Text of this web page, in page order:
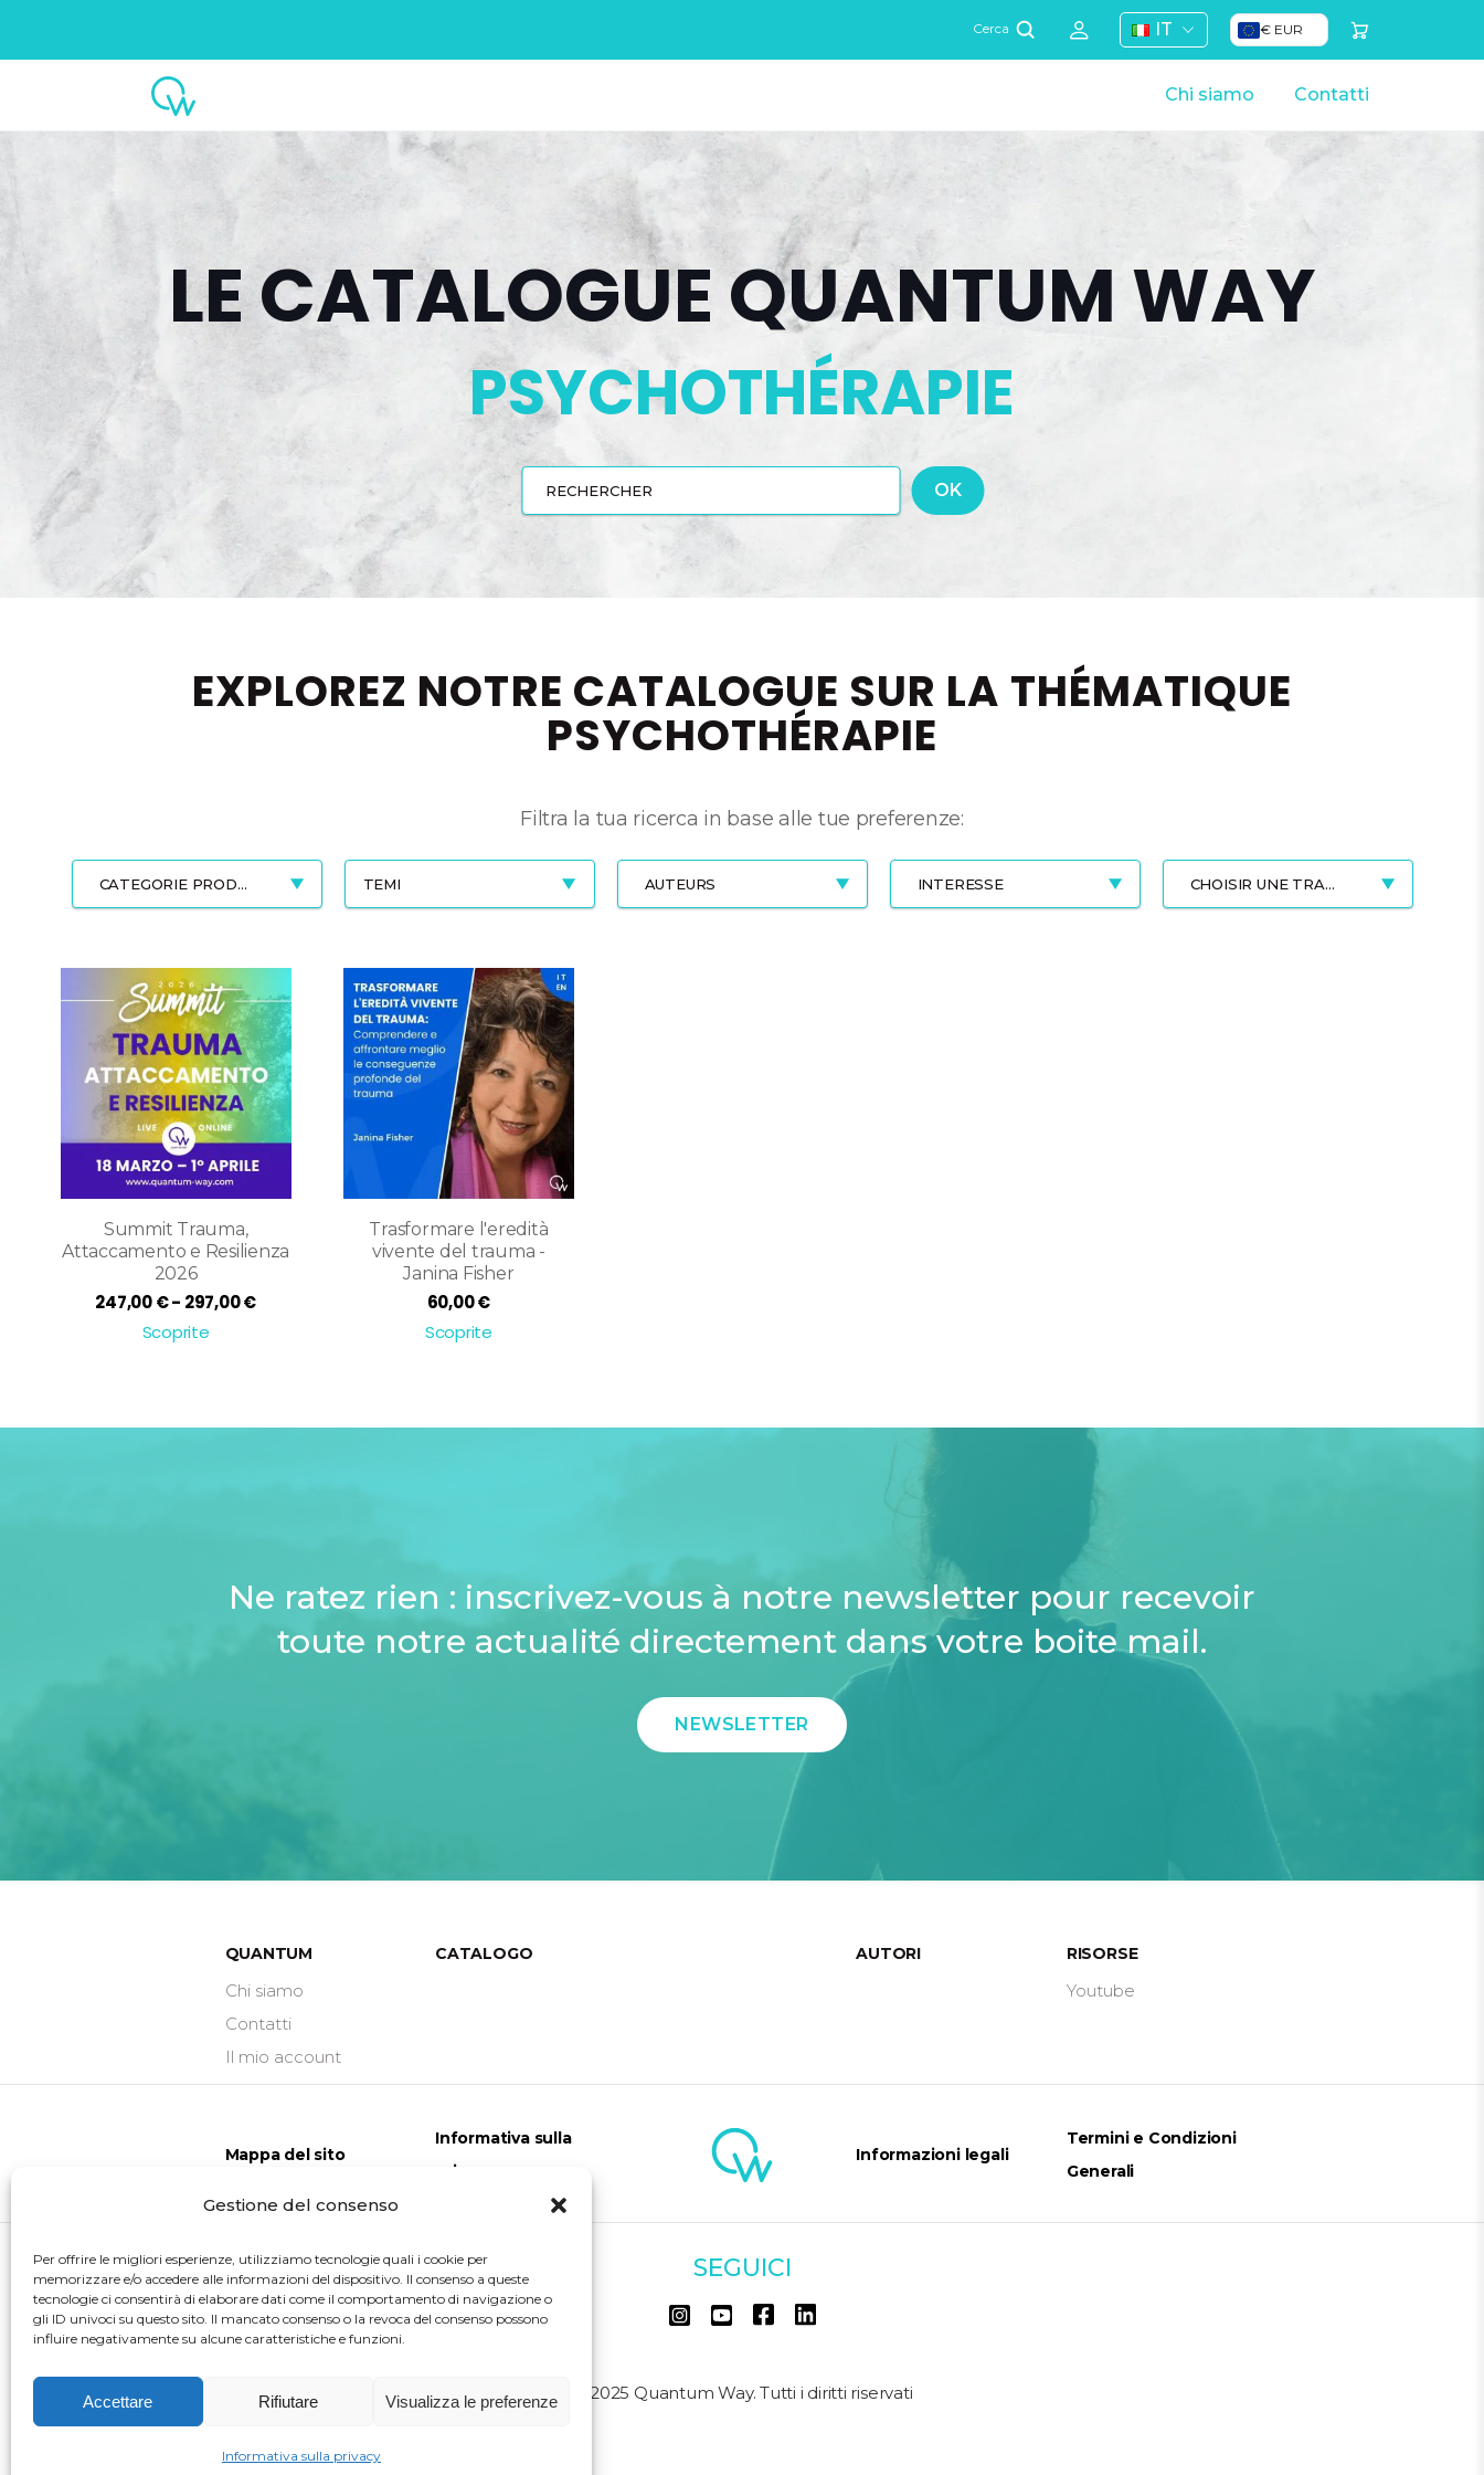
Gestione del consenso
Per offrire le migliori esperienze, utilizziamo tecnologie quali i cookie per
memorizzare e/o accedere alle informazioni del dispositivo. Il consenso a queste
tecnologie ci consentirà di elaborare dati come il comportamento di navigazione o
gli ID univoci su questo sito. Il mancato consenso o la revoca del consenso possono
influire negativamente su alcune caratteristiche e funzioni.
Accettare Rifiutare Visualizza le preferenze
Informativa sulla privacy
Cerca IT € EUR
Chi siamo Contatti
LE CATALOGUE QUANTUM WAY
PSYCHOTHÉRAPIE
EXPLOREZ NOTRE CATALOGUE SUR LA THÉMATIQUE
PSYCHOTHÉRAPIE
Filtra la tua ricerca in base alle tue preferenze:
CATEGORIE PRODOTTO TEMI AUTEURS INTERESSE CHOISIR UNE TRANCHE DE PRIX
Summit Trauma,
Attaccamento e Resilienza
2026
247,00€- 297,00€Fascia
Scoprite
Trasformare l'eredità
vivente del trauma -
Janina Fisher
60,00€
Scoprite
Ne ratez rien : inscrivez-vous à notre newsletter pour recevoir
toute notre actualité directement dans votre boite mail.
NEWSLETTER
QUANTUM
Chi siamo
Contatti
Il mio account
CATALOGO AUTORI RISORSE
Youtube
Mappa del sito
Informativa sulla
privacy
Informazioni legali
Termini e Condizioni
Generali
SEGUICI
© 2025 Quantum Way. Tutti i diritti riservati